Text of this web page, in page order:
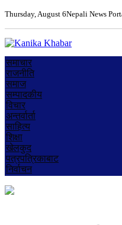
Thursday, August 6Nepali News
समाचार
राजनीति
समाज
सम्पादकीय
विचार
अन्तर्वार्ता
साहित्य
शिक्षा
खेलकुद
पत्रपत्रिकाबाट
निर्वाचन